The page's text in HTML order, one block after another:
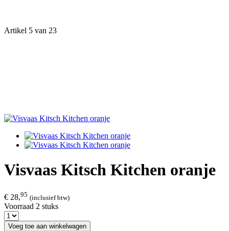
Artikel 5 van 23
Visvaas Kitsch Kitchen oranje
€ 28,95 (inclusief btw)
Voorraad 2 stuks
Voeg toe aan winkelwagen